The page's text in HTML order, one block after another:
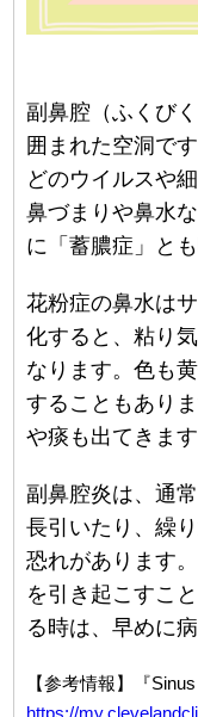
副鼻腔（ふくび
囲まれた空洞で
どのウイルスや
鼻づまりや鼻水
に「蓄膿症」と
花粉症の鼻水は
化すると、粘り
なります。色も
することもあり
や痰も出てきます
副鼻腔炎は、通
長引いたり、繰
恐れがあります
を引き起こすこ
る時は、早めに
【参考情報】『
https://